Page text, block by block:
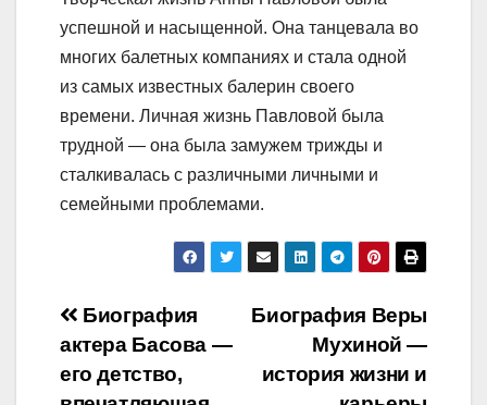
успешной и насыщенной. Она танцевала во
многих балетных компаниях и стала одной
из самых известных балерин своего
времени. Личная жизнь Павловой была
трудной — она была замужем трижды и
сталкивалась с различными личными и
семейными проблемами.
Навигация
по
Биография Веры
Мухиной —
история жизни и
Биография
актера Басова —
его детство,